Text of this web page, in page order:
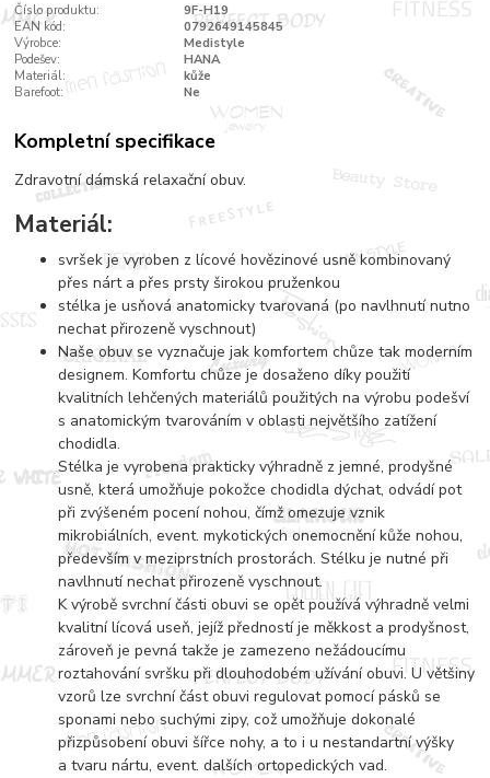
Číslo produktu:
9F-H19
EAN kód:
0792649145845
Výrobce:
Medistyle
Podešev:
HANA
Materiál:
kůže
Barefoot:
Ne
Kompletní specifikace
Zdravotní dámská relaxační obuv.
Materiál:
svršek je vyroben z lícové hovězinové usně kombinovaný
přes nárt a přes prsty širokou pruženkou
stélka je usňová anatomicky tvarovaná (po navlhnutí nutno
nechat přirozeně vyschnout)
Naše obuv se vyznačuje jak komfortem chůze tak moderním
designem. Komfortu chůze je dosaženo díky použití
kvalitních lehčených materiálů použitých na výrobu podešví
s anatomickým tvarováním v oblasti největšího zatížení
chodidla.
Stélka je vyrobena prakticky výhradně z jemné, prodyšné
usně, která umožňuje pokožce chodidla dýchat, odvádí pot
při zvýšeném pocení nohou, čímž omezuje vznik
mikrobiálních, event. mykotických onemocnění kůže nohou,
především v meziprstních prostorách. Stélku je nutné při
navlhnutí nechat přirozeně vyschnout.
K výrobě svrchní části obuvi se opět používá výhradně velmi
kvalitní lícová useň, jejíž předností je měkkost a prodyšnost,
zároveň je pevná takže je zamezeno nežádoucímu
roztahování svršku při dlouhodobém užívání obuvi. U většiny
vzorů lze svrchní část obuvi regulovat pomocí pásků se
sponami nebo suchými zipy, což umožňuje dokonalé
přizpůsobení obuvi šířce nohy, a to i u nestandartní výšky
a tvaru nártu, event. dalších ortopedických vad.